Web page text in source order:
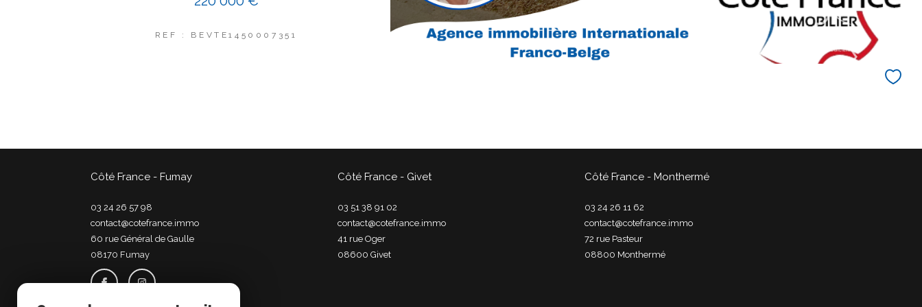
REF : BEVTE1450007351
Côté France - Fumay
03 24 26 57 98
contact@cotefrance.immo
60 rue Général de Gaulle
08170
fumay
Côté France - Givet
03 51 38 91 02
contact@cotefrance.immo
41 rue Oger
08600
givet
Côté France - Monthermé
03 24 26 11 62
contact@cotefrance.immo
72 rue Pasteur
08800
monthermé